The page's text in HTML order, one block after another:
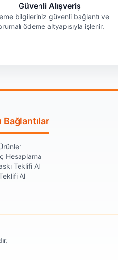
Güvenli Alışveriş
bilgileriniz güvenli bağlantı ve
ödeme altyapısıyla işlenir.
Bağlantılar
Hesaplama
Teklifi Al
Al